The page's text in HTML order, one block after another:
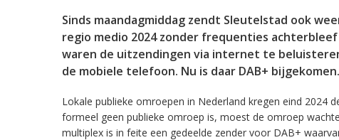
Sinds maandagmiddag zendt Sleutelstad ook
regio medio 2024 zonder frequenties
waren de uitzendingen via internet te
de mobiele telefoon. Nu is daar DAB+ bijgekomen.
Lokale publieke omroepen in Nederland kregen eind 2024
formeel geen publieke omroep is, moest de omroep
multiplex is in feite een gedeelde zender voor DAB+